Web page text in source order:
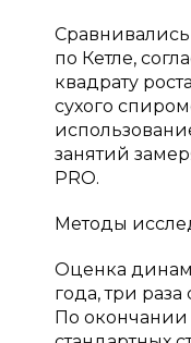
Сравнивались
по Кетле,
квадрату
сухого
занятий
PRO.
Методы
Оценка
года, три
По окончании